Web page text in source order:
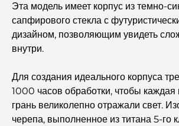
Dubai Horse Racing: Where
Global Competition
Как получить ипотеку в Дубае:
Эта модель имеет корпус из темно-
сапфирового стекла с
дизайном, позволяющим увидеть
внутри.
Для создания идеального корпуса
1000 часов обработки, чтобы каждая
грань великолепно отражали свет.
черепа, выполненное из титана 5-го